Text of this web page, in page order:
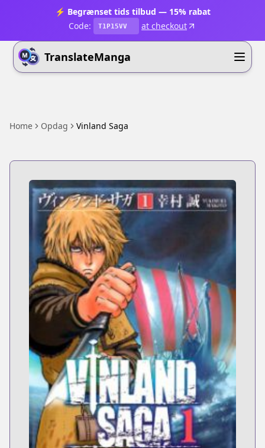
⚡ Begrænset tids tilbud — 15% rabat
Code:
T1P15VV at checkout
TranslateManga
Home Opdag Vinland Saga